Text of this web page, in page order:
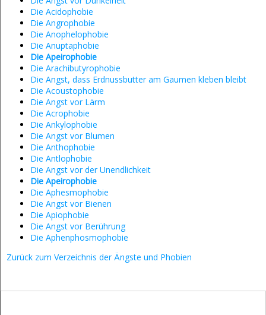
Die Acidophobie
Die Angrophobie
Die Anophelophobie
Die Anuptaphobie
Die Apeirophobie
Die Arachibutyrophobie
Die Angst, dass Erdnussbutter am Gaumen kleben bleibt
Die Acoustophobie
Die Angst vor Lärm
Die Acrophobie
Die Ankylophobie
Die Angst vor Blumen
Die Anthophobie
Die Antlophobie
Die Angst vor der Unendlichkeit
Die Apeirophobie
Die Aphesmophobie
Die Angst vor Bienen
Die Apiophobie
Die Angst vor Berührung
Die Aphenphosmophobie
Zurück zum Verzeichnis der Ängste und Phobien